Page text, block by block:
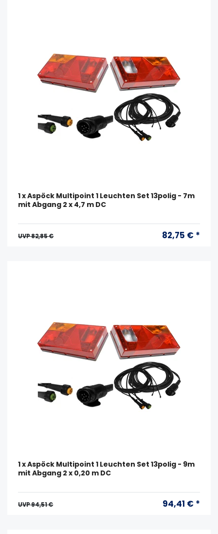
1 x Aspöck Multipoint 1 Leuchten Set 13polig - 7m
mit Abgang 2 x 4,7 m DC
UVP 82,85 € 82,75 € *
1 x Aspöck Multipoint 1 Leuchten Set 13polig - 9m
mit Abgang 2 x 0,20 m DC
UVP 94,51 € 94,41 € *